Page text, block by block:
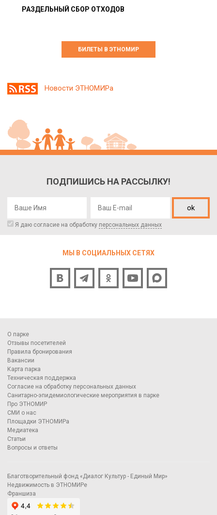
РАЗДЕЛЬНЫЙ СБОР ОТХОДОВ
БИЛЕТЫ В ЭТНОМИР
Новости ЭТНОМИРа
ПОДПИШИСЬ НА РАССЫЛКУ!
ok
Я даю согласие на обработку персональных данных
МЫ В СОЦИАЛЬНЫХ СЕТЯХ
О парке
Отзывы посетителей
Правила бронирования
Вакансии
Карта парка
Техническая поддержка
Согласие на обработку персональных данных
Санитарно-эпидемиологические мероприятия в парке
Про ЭТНОМИР
СМИ о нас
Площадки ЭТНОМИРа
Медиатека
Статьи
Вопросы и ответы
Благотворительный фонд «Диалог Культур - Единый Мир»
Недвижимость в ЭТНОМИРе
Франшиза